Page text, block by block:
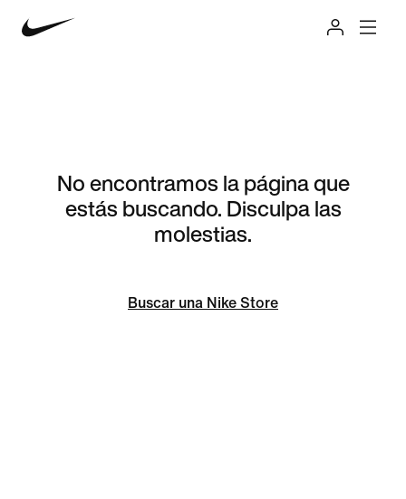
No encontramos la página que
estás buscando. Disculpa las
molestias.
Buscar una Nike Store